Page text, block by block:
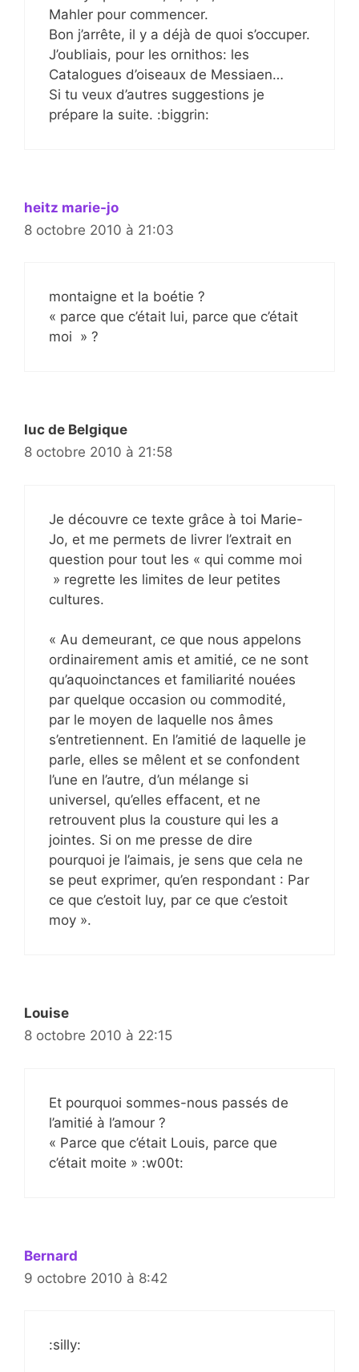
Mahler pour commencer.
Bon j’arrête, il y a déjà de quoi s’occuper.
J’oubliais, pour les ornithos: les
Catalogues d’oiseaux de Messiaen…
Si tu veux d’autres suggestions je
prépare la suite. :biggrin:
heitz marie-jo
8 octobre 2010 à 21:03
montaigne et la boétie ?
« parce que c’était lui, parce que c’était
moi » ?
luc de Belgique
8 octobre 2010 à 21:58
Je découvre ce texte grâce à toi Marie-
Jo, et me permets de livrer l’extrait en
question pour tout les « qui comme moi
» regrette les limites de leur petites
cultures.
« Au demeurant, ce que nous appelons
ordinairement amis et amitié, ce ne sont
qu’aquoinctances et familiarité nouées
par quelque occasion ou commodité,
par le moyen de laquelle nos âmes
s’entretiennent. En l’amitié de laquelle je
parle, elles se mêlent et se confondent
l’une en l’autre, d’un mélange si
universel, qu’elles effacent, et ne
retrouvent plus la cousture qui les a
jointes. Si on me presse de dire
pourquoi je l’aimais, je sens que cela ne
se peut exprimer, qu’en respondant : Par
ce que c’estoit luy, par ce que c’estoit
moy ».
Louise
8 octobre 2010 à 22:15
Et pourquoi sommes-nous passés de
l’amitié à l’amour ?
« Parce que c’était Louis, parce que
c’était moite » :w00t:
Bernard
9 octobre 2010 à 8:42
:silly: